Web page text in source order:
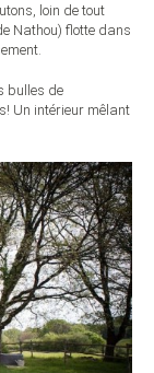
loin de tout
Nathou) flotte dans
bulles de
Un intérieur mêlant